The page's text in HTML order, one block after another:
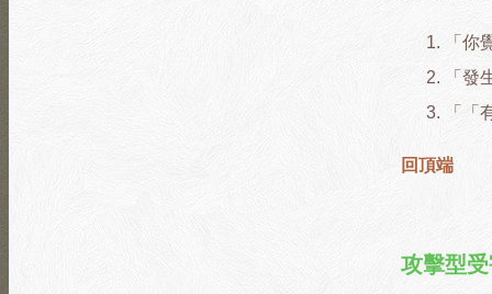
「你
「發
「「
回頂端
攻擊型